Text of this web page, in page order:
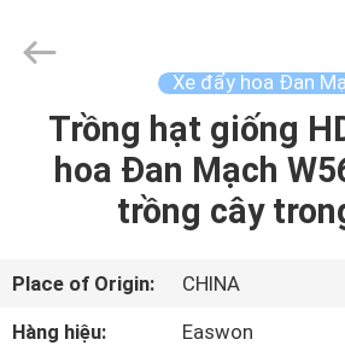
TRANG
CHỦ
SẢN
PHẨM
Import
Xe đẩy hoa Đan
Trồng hạt giống
hoa Đan Mạch
trồng cây
Place of Origin:
CHINA
Hàng hiệu:
Easwon